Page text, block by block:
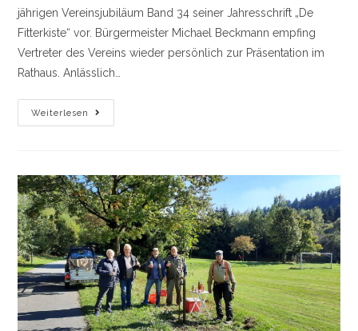
jährigen Vereinsjubiläum Band 34 seiner Jahresschrift „De
Fitterkiste“ vor. Bürgermeister Michael Beckmann empfing
Vertreter des Vereins wieder persönlich zur Präsentation im
Rathaus. Anlässlich…
Weiterlesen
Jubiläumsausgabe
Von
Vorgestellt